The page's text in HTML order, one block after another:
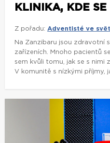
KLINIKA, KDE
Z pořadu: Adventisté ve
Na Zanzibaru jsou zdravotní
zařízeních. Mnoho pacientů
sem kvůli tomu, jak se s nimi
V komunitě s nízkými příjmy,